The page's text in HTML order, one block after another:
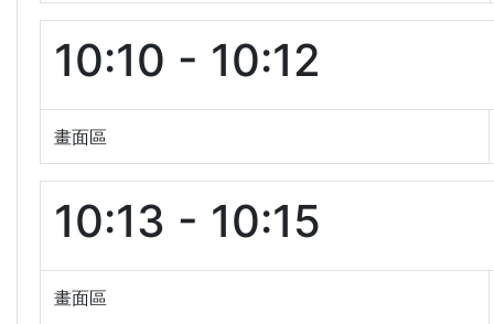
10:10 - 10:12
畫面區
10:13 - 10:15
畫面區